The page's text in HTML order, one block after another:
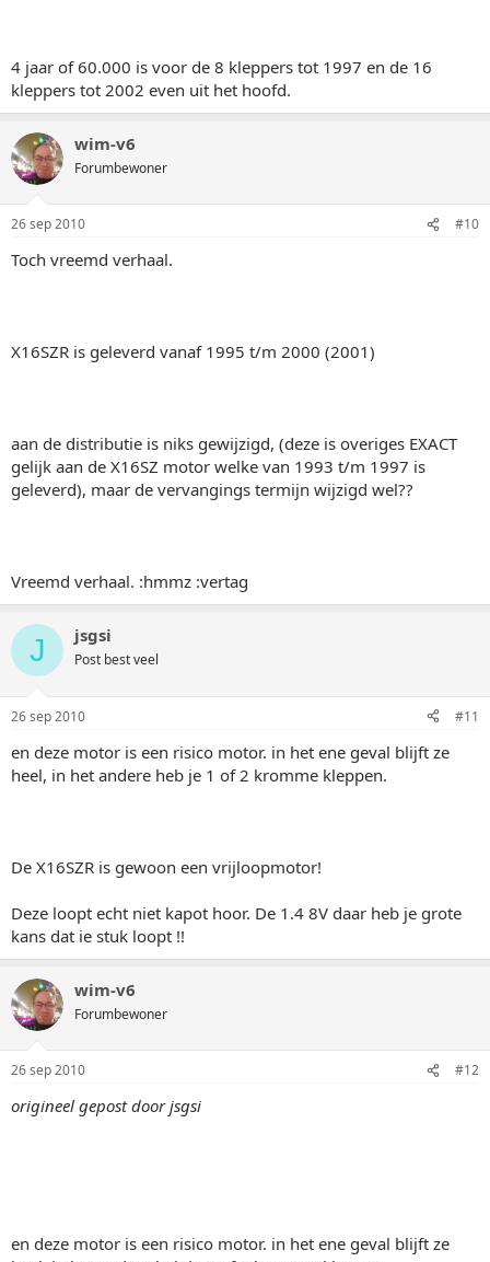
4 jaar of 60.000 is voor de 8 kleppers tot 1997 en de 16
kleppers tot 2002 even uit het hoofd.
wim-v6
Forumbewoner
26 sep 2010 #10
Toch vreemd verhaal.
X16SZR is geleverd vanaf 1995 t/m 2000 (2001)
aan de distributie is niks gewijzigd, (deze is overiges EXACT
gelijk aan de X16SZ motor welke van 1993 t/m 1997 is
geleverd), maar de vervangings termijn wijzigd wel??
Vreemd verhaal. :hmmz :vertag
J jsgsi
Post best veel
26 sep 2010 #11
en deze motor is een risico motor. in het ene geval blijft ze
heel, in het andere heb je 1 of 2 kromme kleppen.
De X16SZR is gewoon een vrijloopmotor!
Deze loopt echt niet kapot hoor. De 1.4 8V daar heb je grote
kans dat ie stuk loopt !!
wim-v6
Forumbewoner
26 sep 2010 #12
origineel gepost door jsgsi
en deze motor is een risico motor. in het ene geval blijft ze